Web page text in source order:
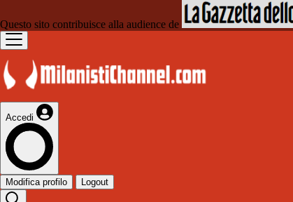
Questo sito contribuisce alla audience de
Accedi
Modifica profilo Logout